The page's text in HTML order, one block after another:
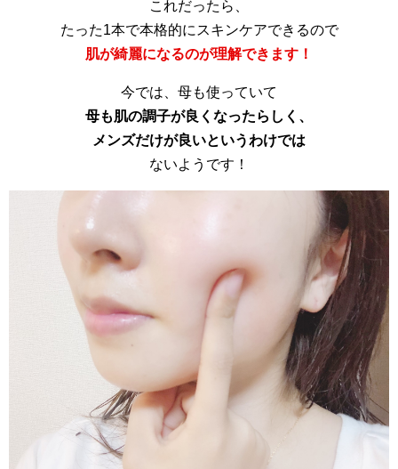
これだったら、
たった1本で本格的にスキンケアできるので
肌が綺麗になるのが理解できます！
今では、母も使っていて
母も肌の調子が良くなったらしく、
メンズだけが良いというわけでは
ないようです！